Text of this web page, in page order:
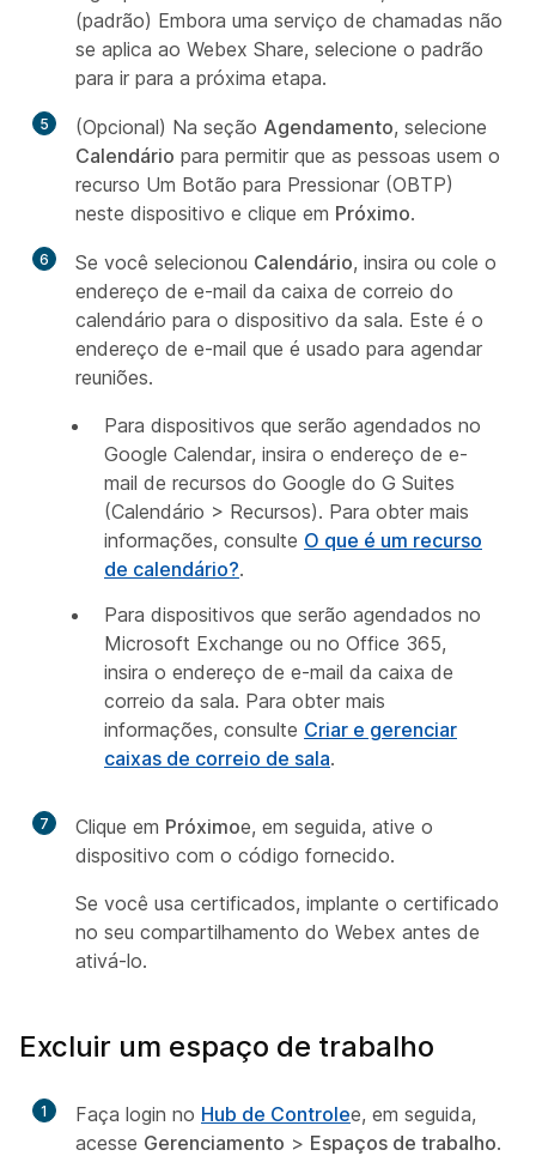
(padrão) Embora uma serviço de chamadas não
se aplica ao Webex Share, selecione o padrão
para ir para a próxima etapa.
5 (Opcional) Na seção Agendamento, selecione
Calendário para permitir que as pessoas usem o
recurso Um Botão para Pressionar (OBTP)
neste dispositivo e clique em Próximo.
6 Se você selecionou Calendário, insira ou cole o
endereço de e-mail da caixa de correio do
calendário para o dispositivo da sala. Este é o
endereço de e-mail que é usado para agendar
reuniões.
Para dispositivos que serão agendados no
Google Calendar, insira o endereço de e-
mail de recursos do Google do G Suites
(Calendário > Recursos). Para obter mais
informações, consulte O que é um recurso
de calendário?.
Para dispositivos que serão agendados no
Microsoft Exchange ou no Office 365,
insira o endereço de e-mail da caixa de
correio da sala. Para obter mais
informações, consulte Criar e gerenciar
caixas de correio de sala.
7 Clique em Próximoe, em seguida, ative o
dispositivo com o código fornecido.
Se você usa certificados, implante o certificado
no seu compartilhamento do Webex antes de
ativá-lo.
Excluir um espaço de trabalho
1 Faça login no Hub de Controlee, em seguida,
acesse Gerenciamento > Espaços de trabalho.